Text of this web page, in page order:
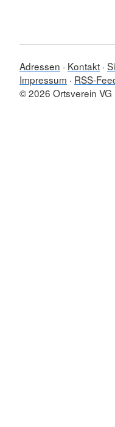
Adressen Kontakt
Impressum
RSS-
© 2026 Ortsverein VG